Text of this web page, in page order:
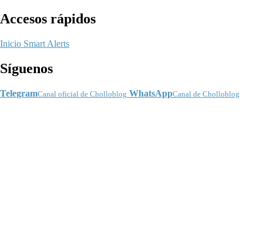
Accesos rápidos
Inicio Smart Alerts
Síguenos
TelegramCanal oficial de Cholloblog WhatsAppCanal de Cholloblog